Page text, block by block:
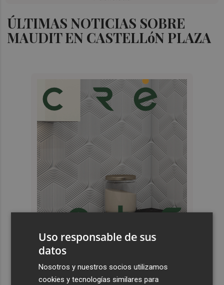
ÚLTIMAS NOTICIAS SOBRE
MAUDIT EN CASTELLóN PLAZA
Últimas Noticias
Kiat Lim preside por primera vez un partido en Mestalla
Uso responsable de sus
datos
Nosotros y nuestros socios utilizamos
cookies y tecnologías similares para